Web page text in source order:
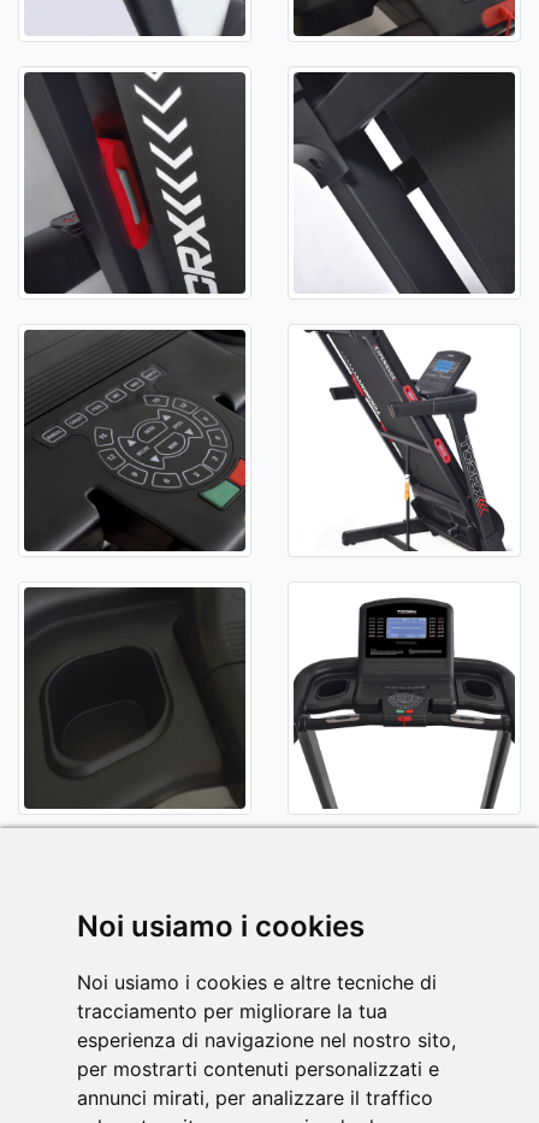
Noi usiamo i cookies
Noi usiamo i cookies e altre tecniche di
tracciamento per migliorare la tua
esperienza di navigazione nel nostro sito,
per mostrarti contenuti personalizzati e
annunci mirati, per analizzare il traffico
MANUALE PDF
Scarica il manuale di istruzione del tuo
attrezzo TOORX, in formato .PDF .